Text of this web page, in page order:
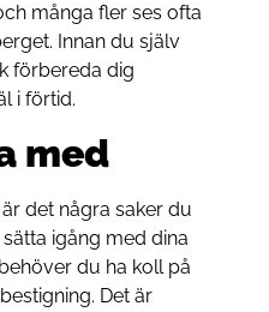
många fler ses ofta
Innan du själv
förbereda dig
i förtid.
med
det några saker du
igång med dina
du ha koll på
Det är